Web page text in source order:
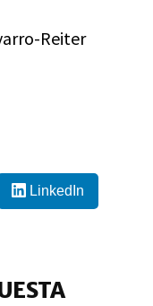
Reiter
LinkedIn